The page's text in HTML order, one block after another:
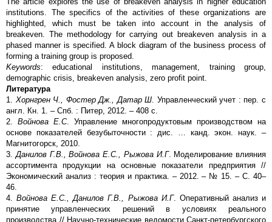
institutions. The specifics of the activities of these organizations are
highlighted, which must be taken into account in the analysis of
breakeven. The methodology for carrying out breakeven analysis in a
phased manner is specified. A block diagram of the business process of
forming a training group is proposed.
Keywords: educational institutions, management, training group,
demographic crisis, breakeven analysis, zero profit point.
Литература
1. Хорнгрен Ч., Фостер Дж., Датар Ш . Управленческий учет : пер. с
англ. Кн. 1. – Спб. : Питер, 2012. – 408 с.
2. Войнова Е.С. Управление многопродуктовым производством на
основе показателей безубыточности : дис. … канд. экон. наук. –
Магнитогорск, 2010.
3. Данилов Г.В., Войнова Е.С., Рыжова И.Г. Моделирование влияния
ассортимента продукции на основные показатели предприятия //
Экономический анализ : теория и практика. – 2012. – № 15. – С. 40–
46.
4.Войнова Е.С., Данилов Г.В., Рыжова И.Г. Оперативный анализ и
принятие управленческих решений в условиях реального
производства // Научно-технические ведомости Санкт-петербургского